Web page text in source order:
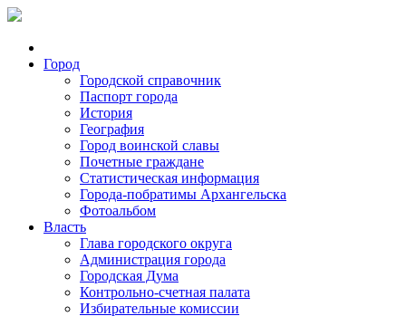
Город
Городской справочник
Паспорт города
История
География
Город воинской славы
Почетные граждане
Статистическая информация
Города-побратимы Архангельска
Фотоальбом
Власть
Глава городского округа
Администрация города
Городская Дума
Контрольно-счетная палата
Избирательные комиссии